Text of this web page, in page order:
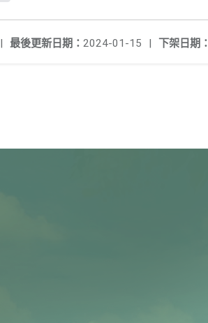
下架日期：
最後更新日期： 2024-01-15 |
|